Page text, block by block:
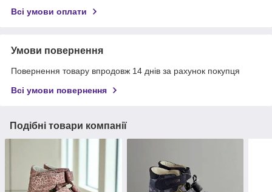
Всі умови оплати
Умови повернення
Повернення товару впродовж 14 днів за рахунок покупця
Всі умови повернення
Подібні товари компанії